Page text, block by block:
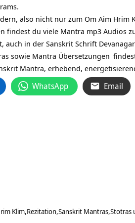
also nicht nur zum Om Aim Hrim
findest du viele Mantra mp3 Audios
auch in der Sanskrit Schrift
sowie Mantra Übersetzungen
Mantra, erhebend,
WhatsApp Email
Klim Rezitation Sanskrit Mantras Stotras